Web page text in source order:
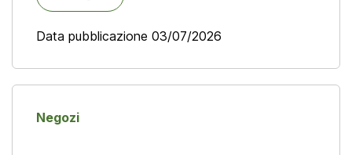
Data pubblicazione 03/07/2026
Negozi